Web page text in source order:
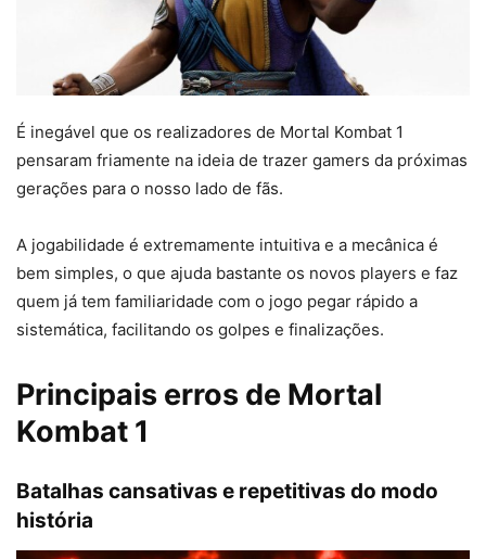
É inegável que os realizadores de Mortal Kombat 1
pensaram friamente na ideia de trazer gamers da próximas
gerações para o nosso lado de fãs.
A jogabilidade é extremamente intuitiva e a mecânica é
bem simples, o que ajuda bastante os novos players e faz
quem já tem familiaridade com o jogo pegar rápido a
sistemática, facilitando os golpes e finalizações.
Principais erros de Mortal
Kombat 1
Batalhas cansativas e repetitivas do modo
história